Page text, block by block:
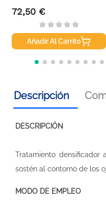
Precio
72,50 €
Añadir Al Carrito
Descripción
DESCRIPCIÓN
Tratamiento densificador
sostén al contorno de los
MODO DE EMPLEO